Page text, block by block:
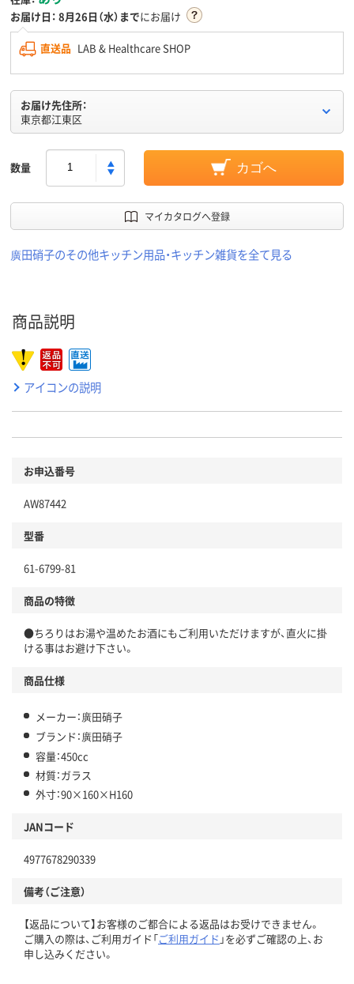
お届け日： 8月26日（水）までにお届け
直送品 LAB & Healthcare SHOP
お届け先住所：
東京都江東区
数量 カゴへ
マイカタログへ登録
廣田硝子のその他キッチン用品・キッチン雑貨を全て見る
商品説明
アイコンの説明
お申込番号
AW87442
型番
61-6799-81
商品の特徴
●ちろりはお湯や温めたお酒にもご利用いただけますが、直火に掛
ける事はお避け下さい。
商品仕様
メーカー：廣田硝子
ブランド：廣田硝子
容量：450cc
材質：ガラス
外寸：90×160×H160
JANコード
4977678290339
備考（ご注意）
【返品について】お客様のご都合による返品はお受けできません。
ご購入の際は、ご利用ガイド「ご利用ガイド 」を必ずご確認の上、お
申し込みください。